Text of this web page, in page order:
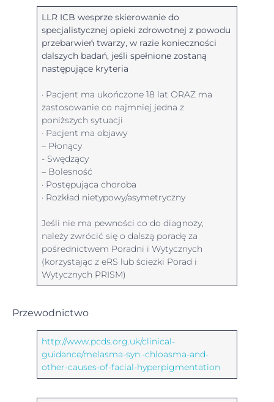
LLR ICB wesprze skierowanie do
specjalistycznej opieki zdrowotnej z powodu
przebarwień twarzy, w razie konieczności
dalszych badań, jeśli spełnione zostaną
następujące kryteria
· Pacjent ma ukończone 18 lat ORAZ ma
zastosowanie co najmniej jedna z
poniższych sytuacji
· Pacjent ma objawy
– Płonący
- Swędzący
– Bolesność
· Postępująca choroba
· Rozkład nietypowy/asymetryczny
Jeśli nie ma pewności co do diagnozy,
należy zwrócić się o dalszą poradę za
pośrednictwem Poradni i Wytycznych
(korzystając z eRS lub ścieżki Porad i
Wytycznych PRISM)
Przewodnictwo
http://www.pcds.org.uk/clinical-
guidance/melasma-syn.-chloasma-and-
other-causes-of-facial-hyperpigmentation